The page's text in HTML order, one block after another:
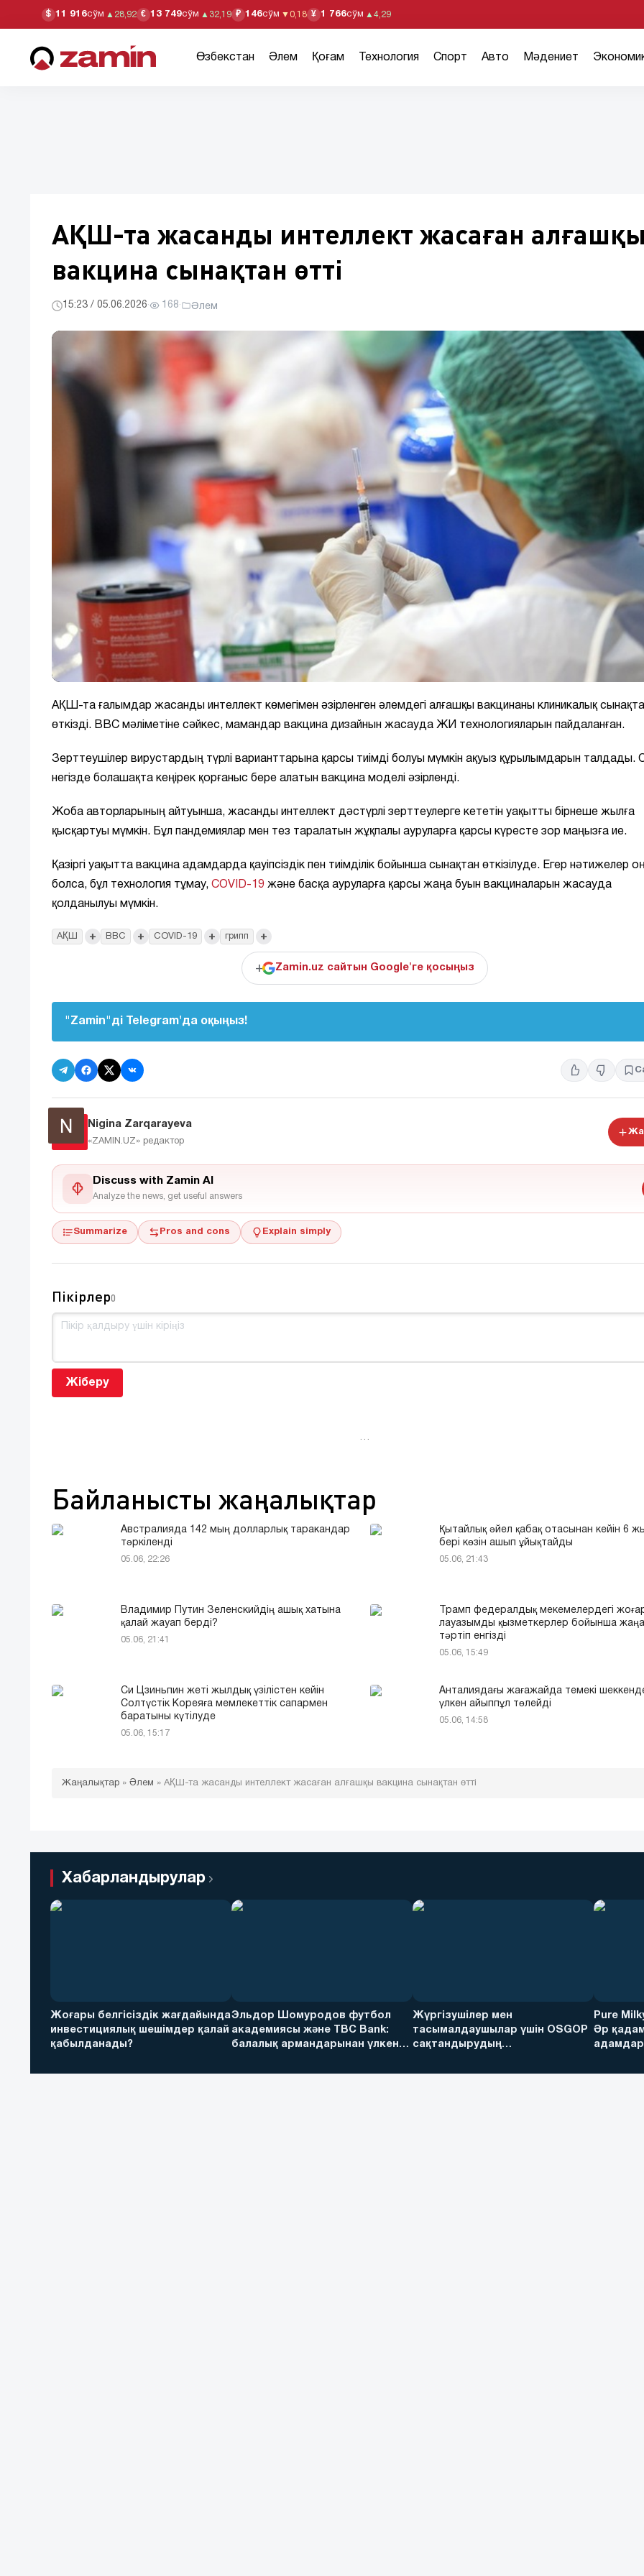
$ 11 916сўм ▲ 28,92 € 13 749сўм ▲ 32,19 ₽ 146сўм ▼ 0,18 ¥ 1 766сўм ▲ 4,29
Өзбекстан Әлем Қоғам Технология Спорт Авто Мәдениет
АҚШ-та жасанды интеллект жасаған алғашқы
вакцина сынақтан өтті
15:23 / 05.06.2026· 168· Әлем
АҚШ-та ғалымдар жасанды интеллект көмегімен әзірленген әлемдегі алғашқы вакцинаны клиникалық
өткізді. BBC мәліметіне сәйкес, мамандар вакцина дизайнын жасауда ЖИ технологияларын пайдаланған.
Зерттеушілер вирустардың түрлі варианттарына қарсы тиімді болуы мүмкін ақуыз құрылымдарын талдады.
негізде болашақта кеңірек қорғаныс бере алатын вакцина моделі әзірленді.
Жоба авторларының айтуынша, жасанды интеллект дәстүрлі зерттеулерге кететін уақытты бірнеше жылға
қысқартуы мүмкін. Бұл пандемиялар мен тез таралатын жұқпалы ауруларға қарсы күресте зор маңызға ие.
Қазіргі уақытта вакцина адамдарда қауіпсіздік пен тиімділік бойынша сынақтан өткізілуде. Егер нәтижелер
болса, бұл технология тұмау, COVID-19 және басқа ауруларға қарсы жаңа буын вакциналарын жасауда
қолданылуы мүмкін.
АҚШ + BBC + COVID-19 + грипп +
+ Zamin.uz сайтын Google'ге қосыңыз
"Zamin"ді Telegram'да оқыңыз!
Nigina Zarqarayeva
«ZAMIN.UZ» редактор
Discuss with Zamin AI
Analyze the news, get useful answers
Summarize Pros and cons Explain simply
Пікірлер0
Жіберу
…
Байланысты жаңалықтар
Австралияда 142 мың долларлық таракандар
тәркіленді
05.06, 22:26
Қытайлық әйел қабақ отасынан кейін 6
бері көзін ашып ұйықтайды
05.06, 21:43
Владимир Путин Зеленскийдің ашық хатына
қалай жауап берді?
05.06, 21:41
Трамп федералдық мекемелердегі
лауазымды қызметкерлер бойынша жаңа
тәртіп енгізді
05.06, 15:49
Си Цзиньпин жеті жылдық үзілістен кейін
Солтүстік Кореяға мемлекеттік сапармен
баратыны күтілуде
05.06, 15:17
Анталиядағы жағажайда темекі
үлкен айыппұл төлейді
05.06, 14:58
Жаңалықтар » Әлем » АҚШ-та жасанды интеллект жасаған алғашқы вакцина сынақтан өтті
Хабарландырулар
Жоғары белгісіздік жағдайында
инвестициялық шешімдер қалай
қабылданады?
Эльдор Шомуродов футбол
академиясы және TBC Bank:
балалық армандарынан үлкен
Жүргізушілер мен
тасымалдаушылар үшін OSGOP
сақтандырудың
Pure
Әр